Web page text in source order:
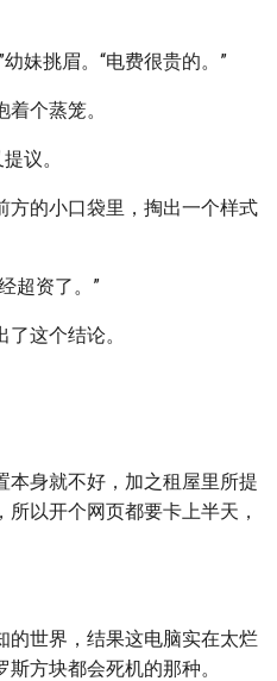
妹挑眉。“电费很贵的。”
个蒸笼。
议。
方的小口袋里，掏出一个样式
超资了。”
这个结论。
本身就不好，加之租屋里所提
以开个网页都要卡上半天，
的世界，结果这电脑实在太烂
方块都会死机的那种。